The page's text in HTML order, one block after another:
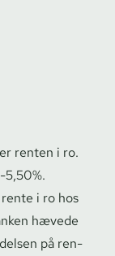
renten i ro.
5,50%.
i ro hos
hævede
på ren­